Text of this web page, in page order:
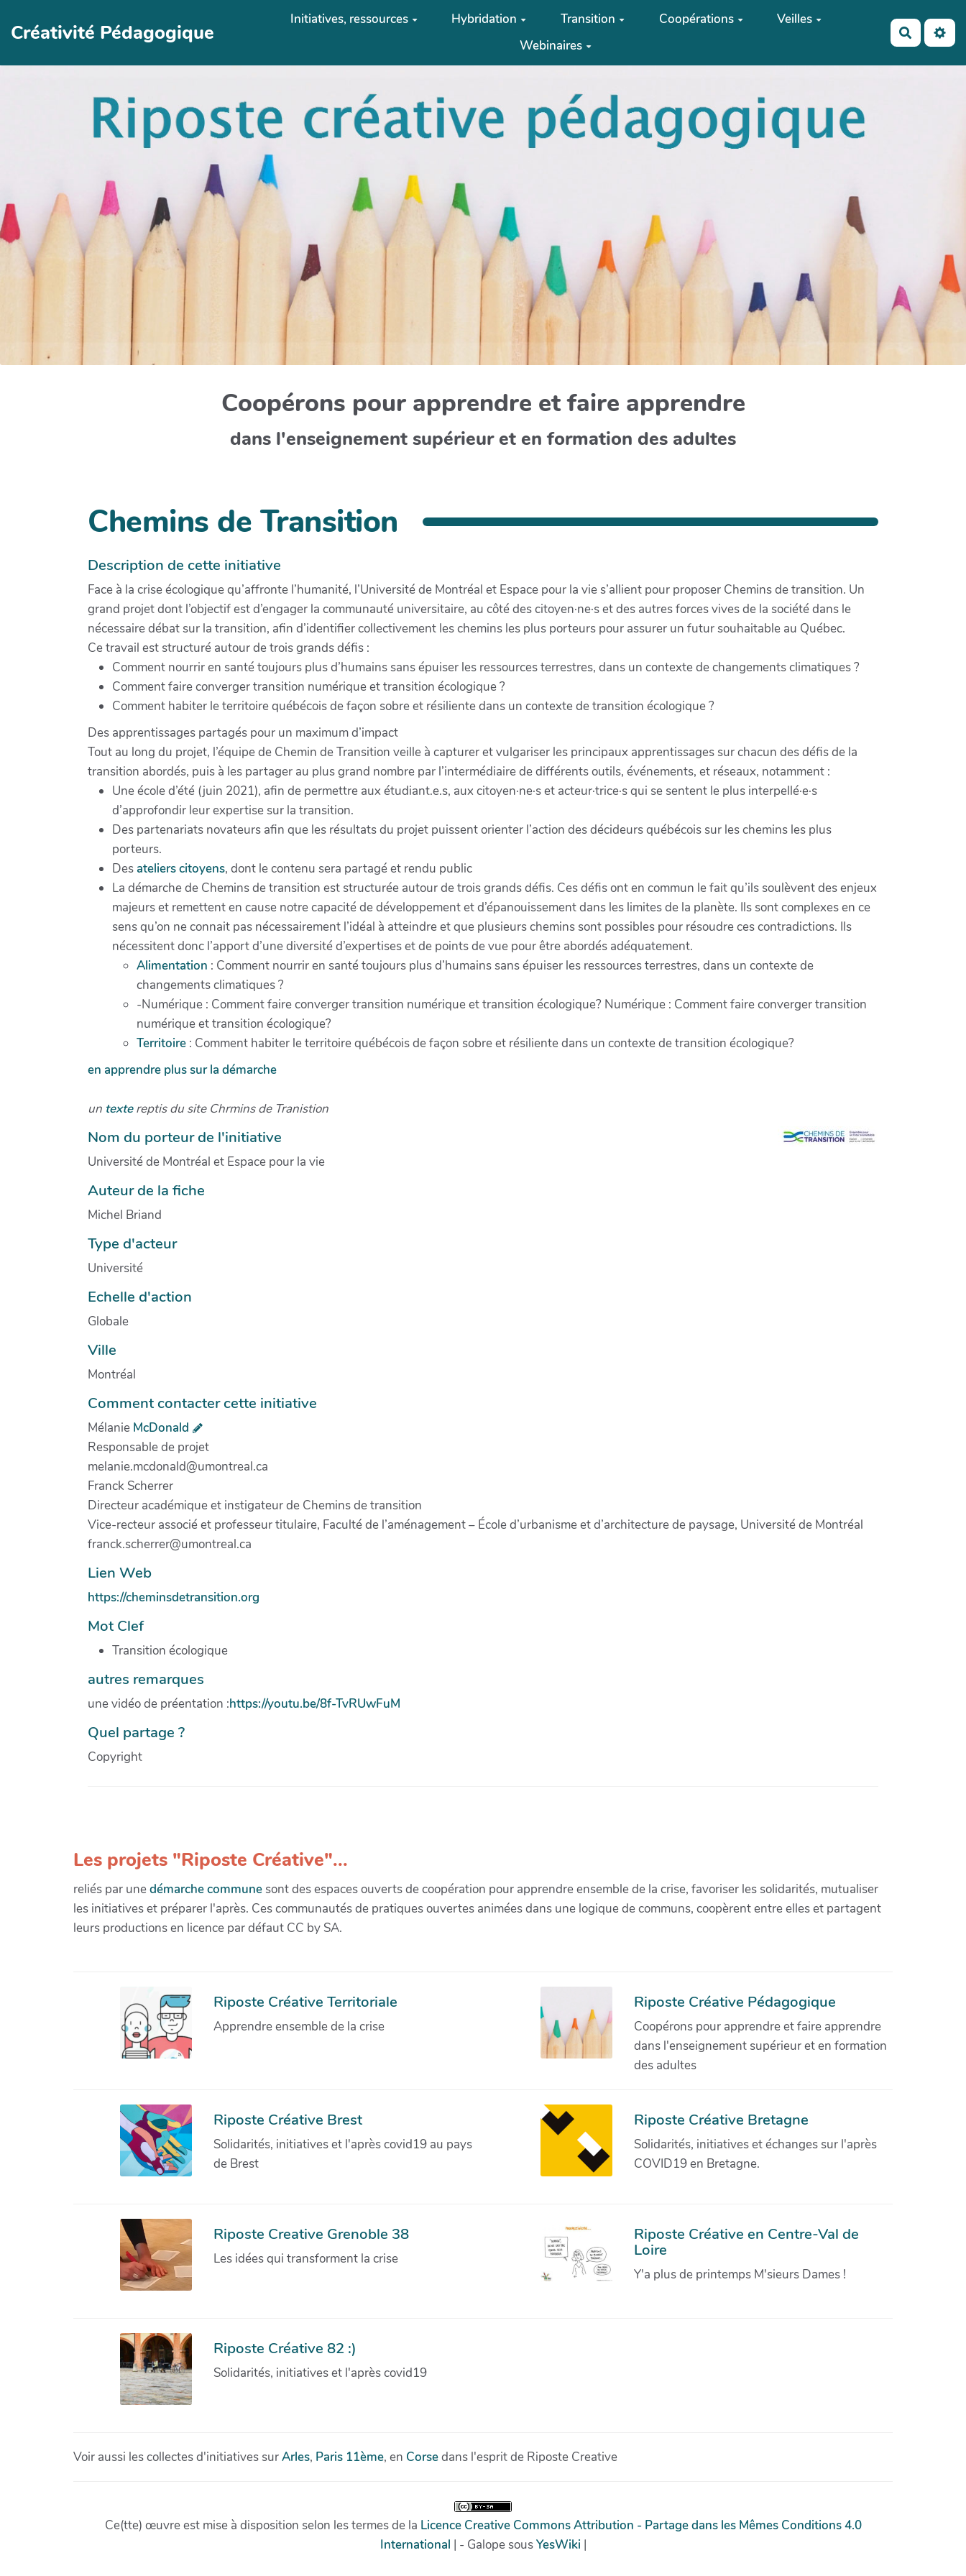
Créativité Pédagogique
Initiatives, ressources Hybridation Transition Coopérations
Veilles
Webinaires
Coopérons pour apprendre et faire apprendre
dans l'enseignement supérieur et en formation des adultes
Chemins de Transition
Description de cette initiative
Face à la crise écologique qu’affronte l’humanité, l’Université de Montréal et Espace pour la vie s’allient pour proposer Chemins de transition. Un
grand projet dont l’objectif est d’engager la communauté universitaire, au côté des citoyen·ne·s et des autres forces vives de la société dans le
nécessaire débat sur la transition, afin d’identifier collectivement les chemins les plus porteurs pour assurer un futur souhaitable au Québec.
Ce travail est structuré autour de trois grands défis :
Comment nourrir en santé toujours plus d’humains sans épuiser les ressources terrestres, dans un contexte de changements climatiques ?
Comment faire converger transition numérique et transition écologique ?
Comment habiter le territoire québécois de façon sobre et résiliente dans un contexte de transition écologique ?
Des apprentissages partagés pour un maximum d’impact
Tout au long du projet, l’équipe de Chemin de Transition veille à capturer et vulgariser les principaux apprentissages sur chacun des défis de la
transition abordés, puis à les partager au plus grand nombre par l’intermédiaire de différents outils, événements, et réseaux, notamment :
Une école d’été (juin 2021), afin de permettre aux étudiant.e.s, aux citoyen·ne·s et acteur·trice·s qui se sentent le plus interpellé·e·s
d’approfondir leur expertise sur la transition.
Des partenariats novateurs afin que les résultats du projet puissent orienter l’action des décideurs québécois sur les chemins les plus
porteurs.
Des ateliers citoyens, dont le contenu sera partagé et rendu public
La démarche de Chemins de transition est structurée autour de trois grands défis. Ces défis ont en commun le fait qu’ils soulèvent des enjeux
majeurs et remettent en cause notre capacité de développement et d’épanouissement dans les limites de la planète. Ils sont complexes en ce
sens qu’on ne connait pas nécessairement l’idéal à atteindre et que plusieurs chemins sont possibles pour résoudre ces contradictions. Ils
nécessitent donc l’apport d’une diversité d’expertises et de points de vue pour être abordés adéquatement.
Alimentation : Comment nourrir en santé toujours plus d’humains sans épuiser les ressources terrestres, dans un contexte de
changements climatiques ?
-Numérique : Comment faire converger transition numérique et transition écologique? Numérique : Comment faire converger transition
numérique et transition écologique?
Territoire : Comment habiter le territoire québécois de façon sobre et résiliente dans un contexte de transition écologique?
en apprendre plus sur la démarche
un textereptis du site Chrmins de Tranistion
Nom du porteur de l'initiative
Université de Montréal et Espace pour la vie
Auteur de la fiche
Michel Briand
Type d'acteur
Université
Echelle d'action
Globale
Ville
Montréal
Comment contacter cette initiative
Mélanie McDonald
Responsable de projet
melanie.mcdonald@umontreal.ca
Franck Scherrer
Directeur académique et instigateur de Chemins de transition
Vice-recteur associé et professeur titulaire, Faculté de l’aménagement – École d’urbanisme et d’architecture de paysage, Université de Montréal
franck.scherrer@umontreal.ca
Lien Web
https://cheminsdetransition.org
Mot Clef
Transition écologique
autres remarques
une vidéo de préentation :https://youtu.be/8f-TvRUwFuM
Quel partage ?
Copyright